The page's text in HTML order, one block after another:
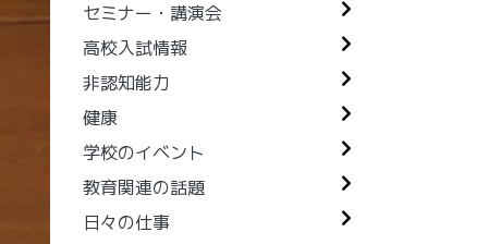
セミナー・講演会
高校入試情報
非認知能力
健康
学校のイベント
教育関連の話題
日々の仕事